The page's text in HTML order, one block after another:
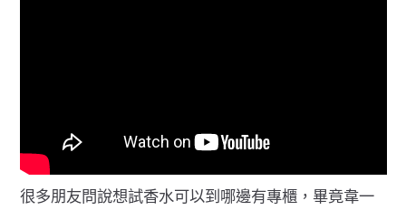
很多朋友問說想試香水可以到哪邊有專櫃，畢竟韋一